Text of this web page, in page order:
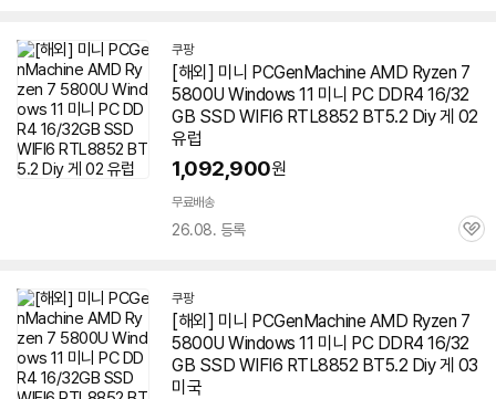
쿠팡
[해외] 미니 PCGenMachine AMD Ryzen 7
5800U Windows 11 미니 PC DDR4 16/32
GB SSD WIFI6 RTL8852 BT5.2 Diy 게 02
유럽
1,092,900원
무료배송
26.08. 등록
관
쿠팡
[해외] 미니 PCGenMachine AMD Ryzen 7
5800U Windows 11 미니 PC DDR4 16/32
GB SSD WIFI6 RTL8852 BT5.2 Diy 게 03
미국